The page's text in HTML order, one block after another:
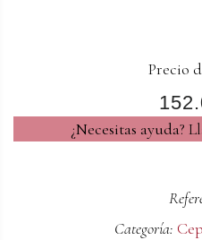
Precio
¿Necesitas ayuda?
Categoría: